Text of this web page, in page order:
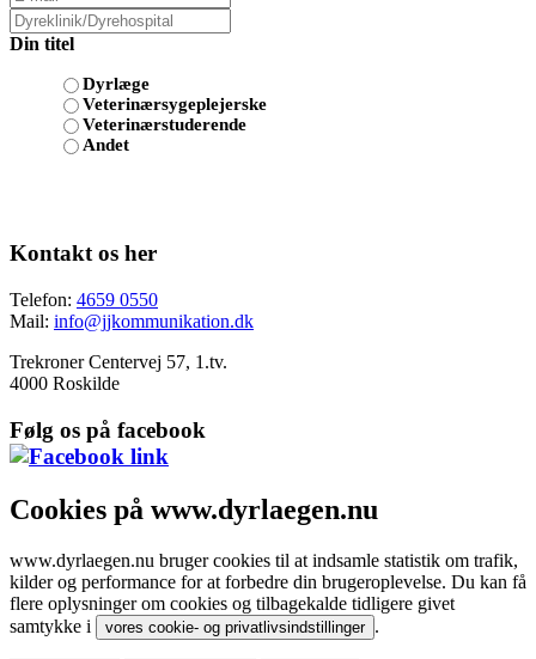
Din titel
Dyrlæge
Veterinærsygeplejerske
Veterinærstuderende
Andet
Kontakt os her
Telefon: 4659 0550
Mail: info@jjkommunikation.dk
Trekroner Centervej 57, 1.tv.
4000 Roskilde
Følg os på facebook
Cookies på www.dyrlaegen.nu
www.dyrlaegen.nu bruger cookies til at indsamle statistik om trafik,
kilder og performance for at forbedre din brugeroplevelse. Du kan få
flere oplysninger om cookies og tilbagekalde tidligere givet
samtykke i
vores cookie- og privatlivsindstillinger .